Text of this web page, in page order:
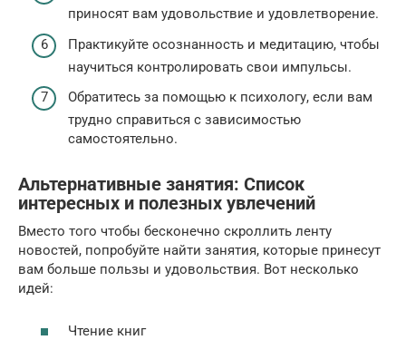
приносят вам удовольствие и удовлетворение.
Практикуйте осознанность и медитацию, чтобы
научиться контролировать свои импульсы.
Обратитесь за помощью к психологу, если вам
трудно справиться с зависимостью
самостоятельно.
Альтернативные занятия: Список
интересных и полезных увлечений
Вместо того чтобы бесконечно скроллить ленту
новостей, попробуйте найти занятия, которые принесут
вам больше пользы и удовольствия. Вот несколько
идей:
Чтение книг